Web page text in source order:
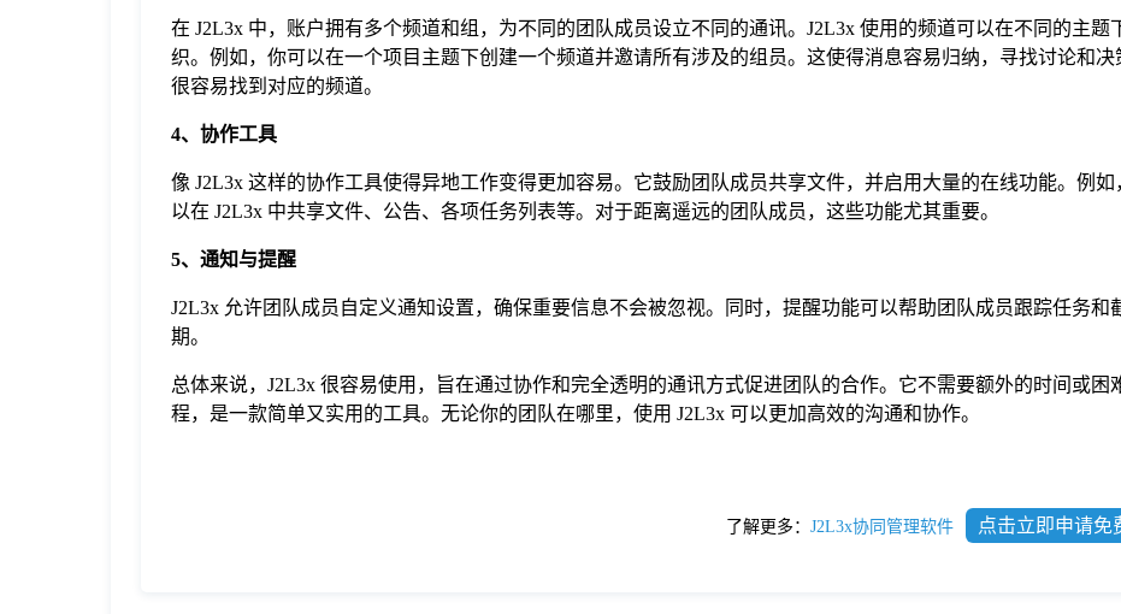
在 J2L3x 中，账户拥有多个频道和组，为不同的团队成员设立不同的通讯。J2L3x 使用的频道可以在不同的主题
织。例如，你可以在一个项目主题下创建一个频道并邀请所有涉及的组员。这使得消息容易归纳，寻找讨论和决
很容易找到对应的频道。
4、协作工具
像 J2L3x 这样的协作工具使得异地工作变得更加容易。它鼓励团队成员共享文件，并启用大量的在线功能。例如
以在 J2L3x 中共享文件、公告、各项任务列表等。对于距离遥远的团队成员，这些功能尤其重要。
5、通知与提醒
J2L3x 允许团队成员自定义通知设置，确保重要信息不会被忽视。同时，提醒功能可以帮助团队成员跟踪任务和
期。
总体来说，J2L3x 很容易使用，旨在通过协作和完全透明的通讯方式促进团队的合作。它不需要额外的时间或困
程，是一款简单又实用的工具。无论你的团队在哪里，使用 J2L3x 可以更加高效的沟通和协作。
了解更多： J2L3x协同管理软件 点击立即申请免